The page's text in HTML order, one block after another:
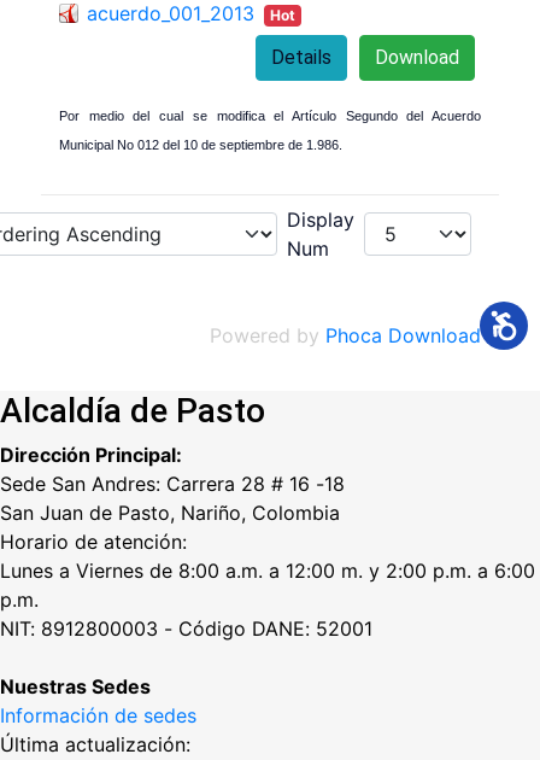
acuerdo_001_2013 Hot
Download
Details
Por medio del cual se modifica el Artículo Segundo del Acuerdo
Municipal No 012 del 10 de septiembre de 1.986.
Display
Num
Powered by Phoca Download
Alcaldía de Pasto
Dirección Principal:
Sede San Andres: Carrera 28 # 16 -18
San Juan de Pasto, Nariño, Colombia
Horario de atención:
Lunes a Viernes de 8:00 a.m. a 12:00 m. y 2:00 p.m. a 6:00
p.m.
NIT: 8912800003 - Código DANE: 52001
Nuestras Sedes
Información de sedes
Última actualización: